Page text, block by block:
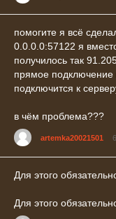
помогите я всё
0.0.0.0:57122 я
получилось так
прямое подключение
подключится к
в чём проблема???
artemka20021501
Для этого
Для этого